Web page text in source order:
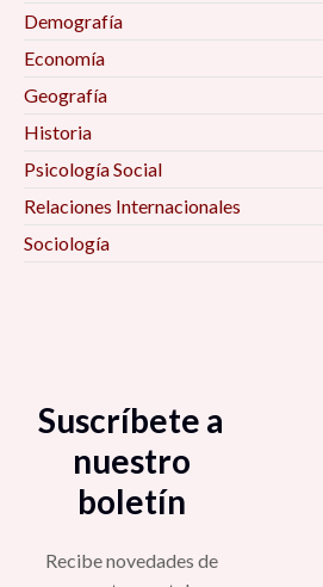
Demografía
Economía
Geografía
Historia
Psicología Social
Relaciones Internacionales
Sociología
Suscríbete a
nuestro
boletín
Recibe novedades de